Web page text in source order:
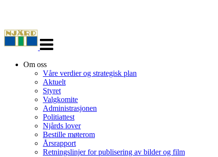
navigasjon
Om oss
Våre verdier og strategisk plan
Aktuelt
Styret
Valgkomite
Administrasjonen
Politiattest
Njårds lover
Bestille møterom
Årsrapport
Retningslinjer for publisering av bilder og film